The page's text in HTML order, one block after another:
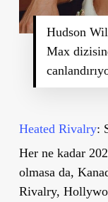
Hudson
Max
Heated Rivalry:
Her ne kadar
olmasa da,
Rivalry,